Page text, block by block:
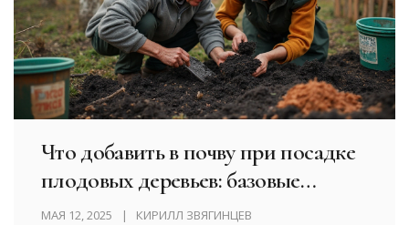
Что добавить в почву при посадке
плодовых деревьев: базовые
советы для весенней посадки
МАЯ 12, 2025 КИРИЛЛ ЗВЯГИНЦЕВ